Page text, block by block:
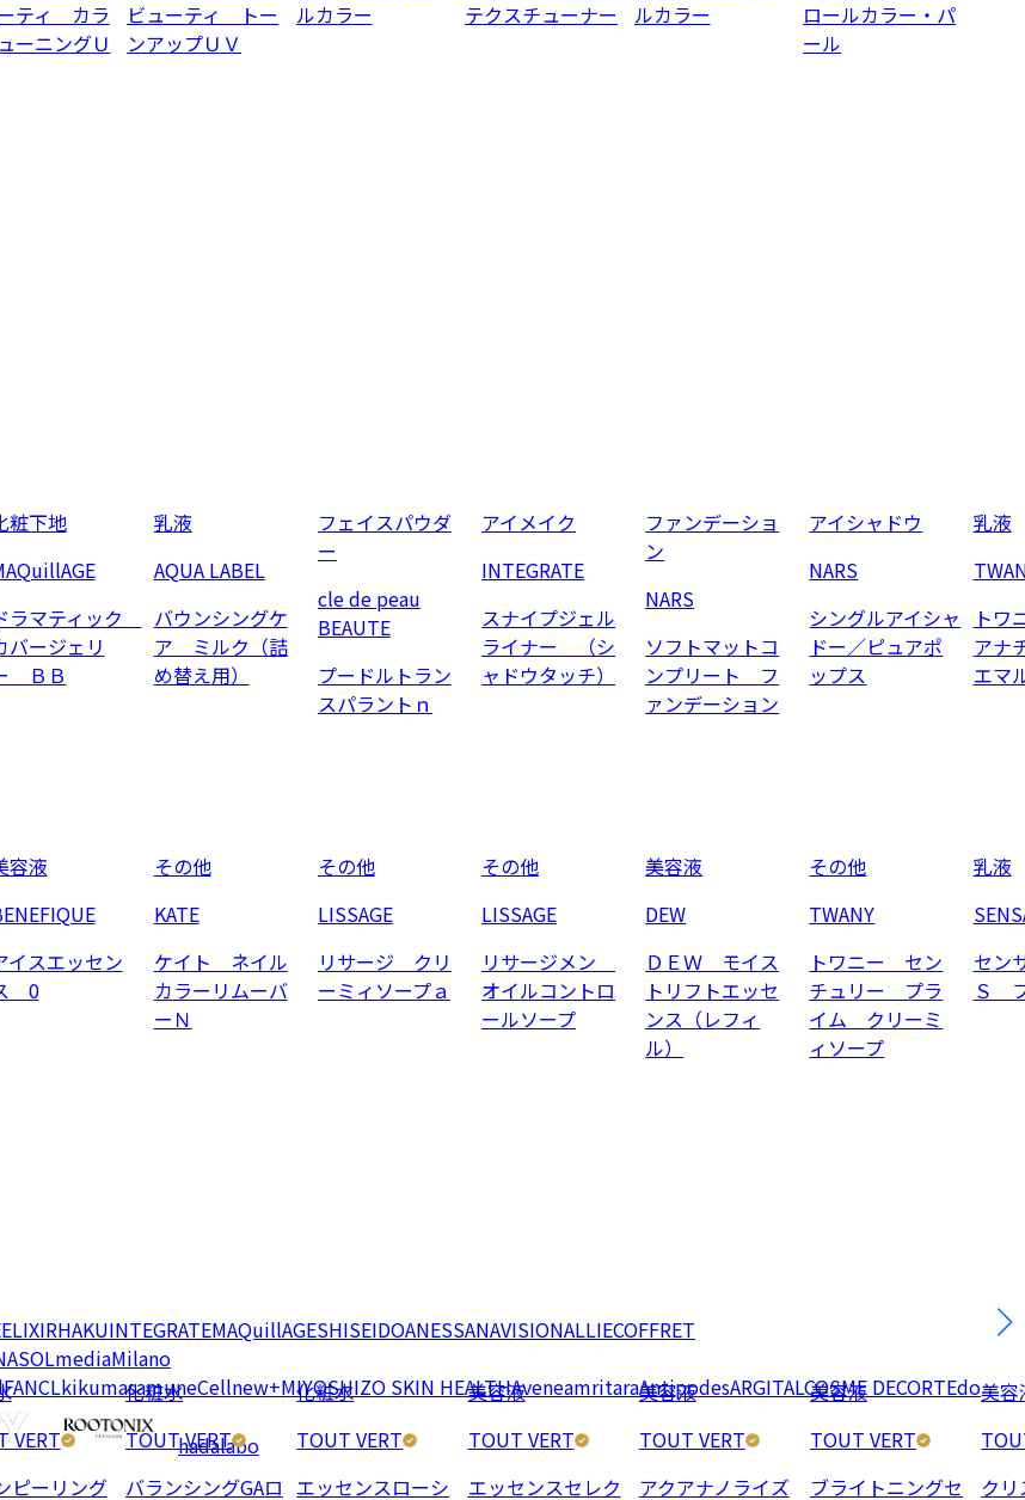
ティ カラ
ーニングＵ
ビューティ トー
ンアップＵＶ
ルカラー
テクスチューナー
ルカラー
ロールカラー・パ
ール
VERT
ピーリング
化粧水
TOUT VERT
バランシングGAロ
化粧水
TOUT VERT
エッセンスローシ
美容液
TOUT VERT
エッセンスセレク
美容液
TOUT VERT
アクアナノライズ
美容液
TOUT VERT
ブライトニングセ
美容
ク
粧下地
ラマティック
バージェリ
ＢＢ
乳液
AQUA LABEL
バウンシングケ
ア ミルク（詰
め替え用）
フェイスパウダ
ー
cle de peau
BEAUTE
プードルトラン
スパラントｎ
アイメイク
INTEGRATE
スナイプジェル
ライナー （シ
ャドウタッチ）
ファンデーショ
ン
NARS
ソフトマットコ
ンプリート フ
ァンデーション
アイシャドウ
NARS
シングルアイシャ
ドー／ピュアポ
ップス
乳液
ト
アナ
エマ
容液
イスエッセン
0
その他
KATE
ケイト ネイル
カラーリムーバ
ーＮ
その他
LISSAGE
リサージ クリ
ーミィソープａ
その他
LISSAGE
リサージメン
オイルコントロ
ールソープ
美容液
DEW
ＤＥＷ モイス
トリフトエッセ
ンス（レフィ
ル）
その他
TWANY
トワニー セン
チュリー プラ
イム クリーミ
ィソープ
乳液
セン
Ｓ
ELIXIRHAKUINTEGRATEMAQuillAGESHISEIDOANESSANAVISIONALLIECOFFRET
mediaMilano
FANCLkikumasamuneCellnew+MIYOSHIZO SKIN HEALTHAveneamritaraAntipodesARGITALCOSME DECORTEdo
hadalabo